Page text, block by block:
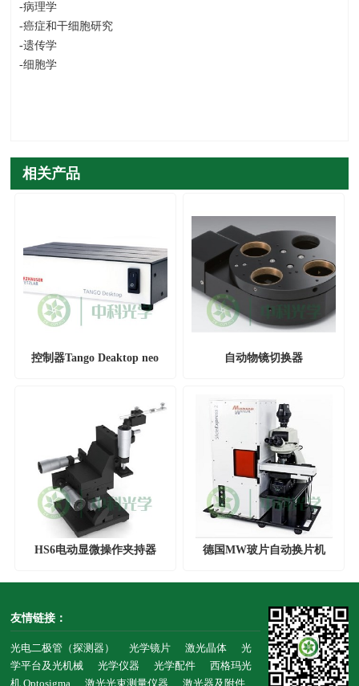
-病理学
-癌症和干细胞研究
-遗传学
-细胞学
相关产品
控制器Tango Deaktop neo 自动物镜切换器
HS6电动显微操作夹持器 德国MW玻片自动换片机
友情链接：
光电二极管（探测器） 光学镜片 激光晶体
光
学平台及光机械
光学仪器 光学配件
西格玛光
机,Optosigma
激光光束测量仪器 激光器及附件